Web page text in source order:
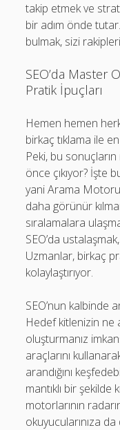
takip etmek ve
bir adım önde
bulmak, sizi
SEO’da Master
Pratik İpuçları
Hemen hemen
birkaç tıklama ile
Peki, bu
önce çıkıyor? İşte
yani Arama
daha görünür
sıralamalara
SEO’da
Uzmanlar, birkaç
kolaylaştırıyor.
SEO’nun kalbinde
Hedef kitlenizin ne
oluşturmanız
araçlarını
arandığını
mantıklı bir
motorlarının
okuyucularınıza